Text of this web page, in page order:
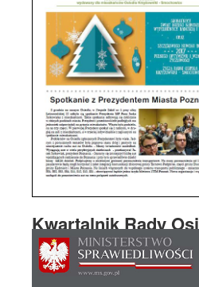
Kwartalnik Rady
Krzyżowniki-